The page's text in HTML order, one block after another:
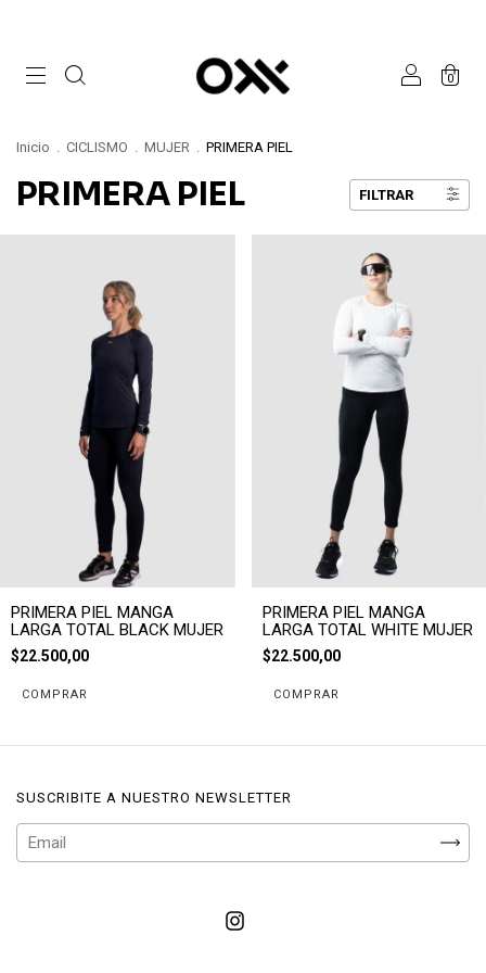
0
Inicio . CICLISMO . MUJER . PRIMERA PIEL
PRIMERA PIEL FILTRAR
PRIMERA PIEL MANGA
LARGA TOTAL BLACK MUJER
$22.500,00
COMPRAR
PRIMERA PIEL MANGA
LARGA TOTAL WHITE MUJER
$22.500,00
COMPRAR
SUSCRIBITE A NUESTRO NEWSLETTER